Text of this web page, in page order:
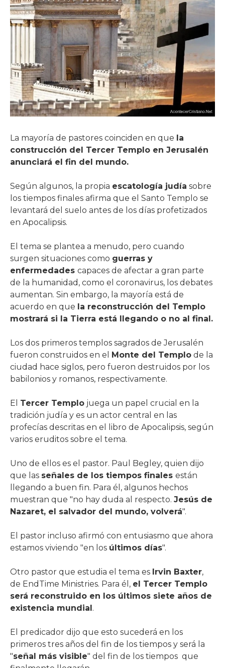
La mayoría de pastores coinciden en que la
construcción del Tercer Templo en Jerusalén
anunciará el fin del mundo.
Según algunos, la propia escatología judía sobre
los tiempos finales afirma que el Santo Templo se
levantará del suelo antes de los días profetizados
en Apocalipsis.
El tema se plantea a menudo, pero cuando
surgen situaciones como guerras y
enfermedades capaces de afectar a gran parte
de la humanidad, como el coronavirus, los debates
aumentan. Sin embargo, la mayoría está de
acuerdo en que la reconstrucción del Templo
mostrará si la Tierra está llegando o no al final.
Los dos primeros templos sagrados de Jerusalén
fueron construidos en el Monte del Templo de la
ciudad hace siglos, pero fueron destruidos por los
babilonios y romanos, respectivamente.
El Tercer Templo juega un papel crucial en la
tradición judía y es un actor central en las
profecías descritas en el libro de Apocalipsis, según
varios eruditos sobre el tema.
Uno de ellos es el pastor. Paul Begley, quien dijo
que las señales de los tiempos finales están
llegando a buen fin. Para él, algunos hechos
muestran que "no hay duda al respecto. Jesús de
Nazaret, el salvador del mundo, volverá".
El pastor incluso afirmó con entusiasmo que ahora
estamos viviendo "en los últimos días".
Otro pastor que estudia el tema es Irvin Baxter,
de EndTime Ministries. Para él, el Tercer Templo
será reconstruido en los últimos siete años de
existencia mundial.
El predicador dijo que esto sucederá en los
primeros tres años del fin de los tiempos y será la
"señal más visible" del fin de los tiempos que